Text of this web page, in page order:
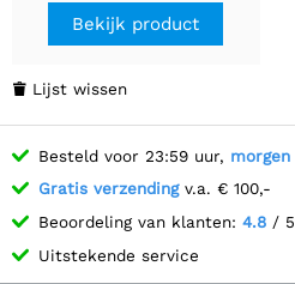
protocol solid-state drive,
breidt uit naar 4-kanaals
hoge snelheden lezen en
Bekijk product
 Lijst wissen
Besteld voor 23:59 uur, morgen
Gratis verzendingv.a. € 100,-
Beoordeling van klanten: 4.8 / 5
Uitstekende service